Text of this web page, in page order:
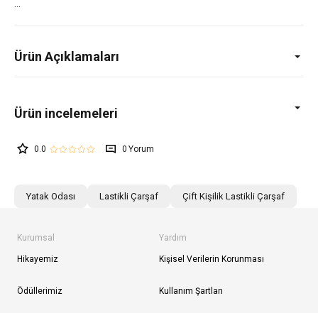
Ürün Açıklamaları
0.0 0
Yatak Odası Lastikli Çarşaf Çift Kişilik Lastikli Çarşaf
Kurumsal
Hikayemiz
Ödüllerimiz
Yardım
Kişisel Verilerin Korunması
Kullanım Şartları